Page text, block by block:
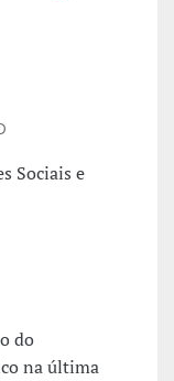
Sociais e
do
na última